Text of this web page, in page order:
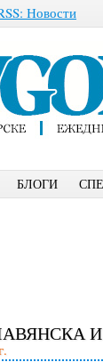
Новости
БЛОГИ